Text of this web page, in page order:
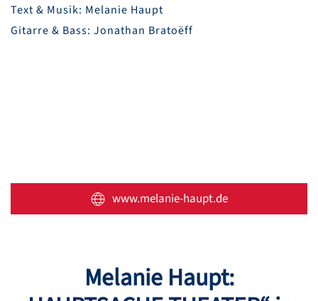
Text & Musik: Melanie Haupt
Gitarre & Bass: Jonathan Bratoëff
www.melanie-haupt.de
Melanie Haupt: